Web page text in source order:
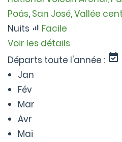
Poás, San José, Vallée
Nuits
Facile
Voir les détails
Départs toute l'année :
Jan
Fév
Mar
Avr
Mai